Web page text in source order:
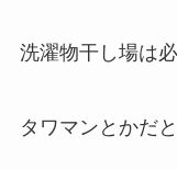
洗濯物干し場は
タワマンとかだ